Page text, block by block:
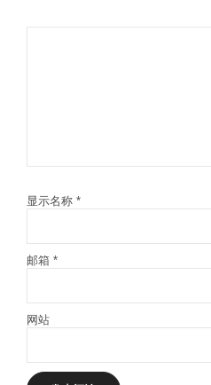
显示名称 *
邮箱 *
网站